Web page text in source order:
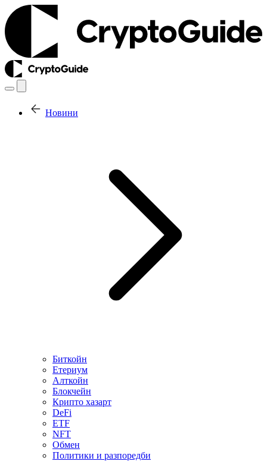
Новини
Биткойн
Етериум
Алткойн
Блокчейн
Крипто хазарт
DeFi
ETF
NFT
Обмен
Политики и разпоредби